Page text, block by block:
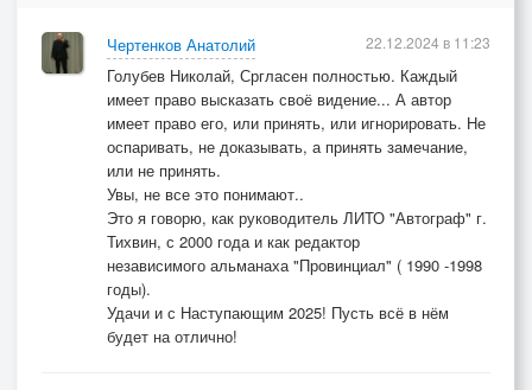
Чертенков Анатолий
Голубев Николай, Сргласен полностью. Каждый
имеет право высказать своё видение... А автор
имеет право его, или принять, или игнорировать. Не
оспаривать, не доказывать, а принять замечание,
или не принять.
Увы, не все это понимают..
Это я говорю, как руководитель ЛИТО "Автограф" г.
Тихвин, с 2000 года и как редактор
независимого альманаха "Провинциал" ( 1990 -1998
годы).
Удачи и с Наступающим 2025! Пусть всё в нём
будет на отлично!
22.12.2024 в 11:23